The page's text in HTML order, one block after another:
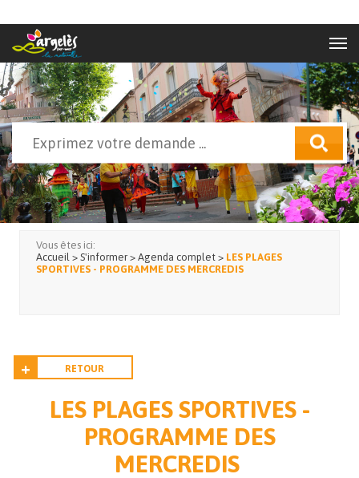
Formulaire de recherche
Vous êtes ici:
Accueil > S'informer > Agenda complet > LES PLAGES
SPORTIVES - PROGRAMME DES MERCREDIS
RETOUR
LES PLAGES SPORTIVES -
PROGRAMME DES
MERCREDIS